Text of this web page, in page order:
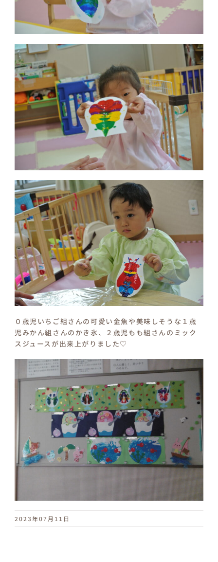
０歳児いちご組さんの可愛い金魚や美味しそうな１歳
児みかん組さんのかき氷、２歳児もも組さんのミック
スジュースが出来上がりました♡
2023年07月11日